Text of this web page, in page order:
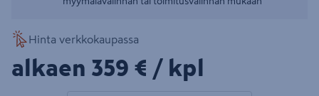
Hinta verkkokaupassa
alkaen 359€/kpl
359 € / kpl